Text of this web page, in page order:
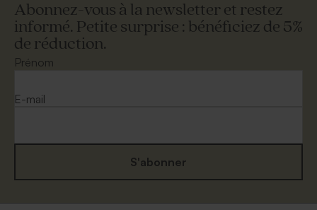
Abonnez-vous à la newsletter et restez
informé. Petite surprise : bénéficiez de 5%
de réduction.
Prénom
E-mail
S'abonner